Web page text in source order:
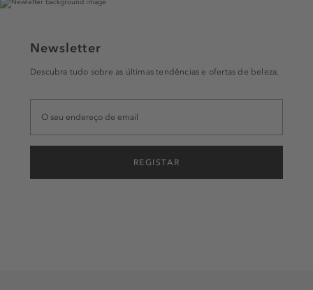
Newsletter
Descubra tudo sobre as últimas tendências e ofertas de beleza.
REGISTAR